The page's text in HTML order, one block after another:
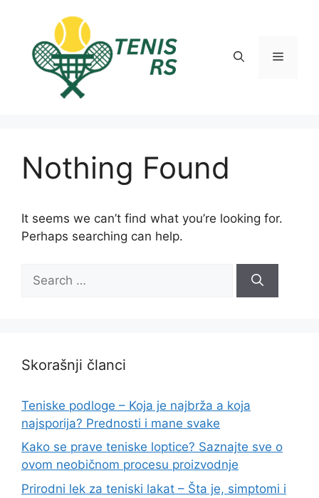
content
Menu
Nothing Found
It seems we can’t find what you’re looking for.
Perhaps searching can help.
for:
Skorašnji članci
Teniske podloge – Koja je najbrža a koja
najsporija? Prednosti i mane svake
Kako se prave teniske loptice? Saznajte sve o
ovom neobičnom procesu proizvodnje
Prirodni lek za teniski lakat – Šta je, simptomi i